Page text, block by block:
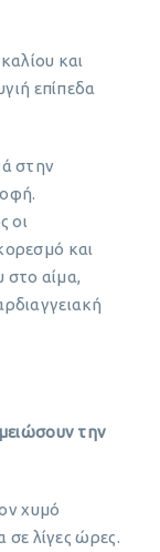
και
επίπεδα
στην
οι
και
στο αίμα,
την
χυμό
σε λίγες ώρες.